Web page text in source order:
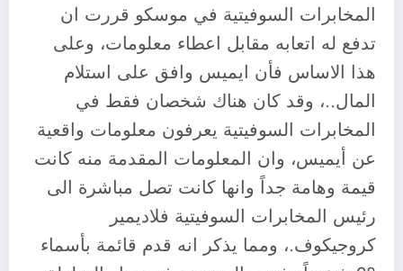
المخابرات السوفيتية في موسكو قررت ان
تدفع له اتعابه مقابل اعطاء معلومات، وعلى
هذا الاساس فأن ايميس وافق على استلام
المال..، وقد كان هناك شخصان فقط في
المخابرات السوفيتية يعرفون معلومات واقعية
عن أيميس، وان المعلومات المقدمة منه كانت
قيمة وهامة جداً وانها كانت تصل مباشرة الى
رئيس المخابرات السوفيتية فلاديمير
كروجيكوف.، ومما يذكر انه قدم قائمة بأسماء